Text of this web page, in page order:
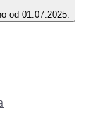
od 01.07.2025.